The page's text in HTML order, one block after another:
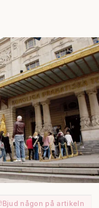
Bjud någon på artikeln